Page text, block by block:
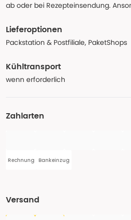
ab oder bei Rezepteinsendung.
Lieferoptionen
Packstation & Postfiliale, PaketShops
Kühltransport
wenn erforderlich
Zahlarten
Rechnung Bankeinzug
Versand